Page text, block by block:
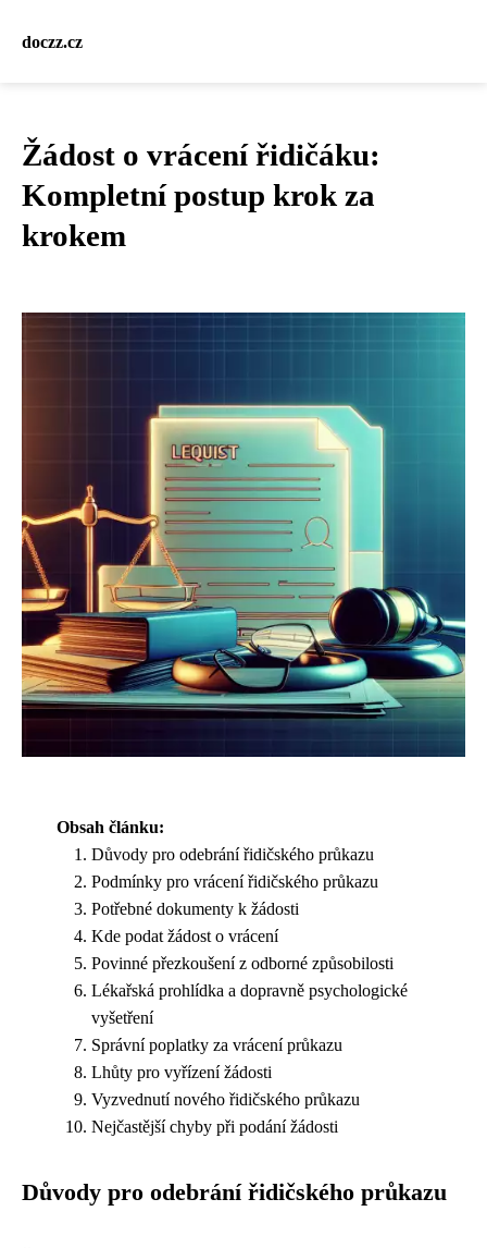
doczz.cz
Žádost o vrácení řidičáku:
Kompletní postup krok za
krokem
Obsah článku:
Důvody pro odebrání řidičského průkazu
Podmínky pro vrácení řidičského průkazu
Potřebné dokumenty k žádosti
Kde podat žádost o vrácení
Povinné přezkoušení z odborné způsobilosti
Lékařská prohlídka a dopravně psychologické
vyšetření
Správní poplatky za vrácení průkazu
Lhůty pro vyřízení žádosti
Vyzvednutí nového řidičského průkazu
Nejčastější chyby při podání žádosti
Důvody pro odebrání řidičského průkazu